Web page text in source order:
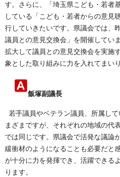
す。さらに、「埼玉県こども・若者
している「こども・若者からの意見
行していきたいです。県議会では、
議員との意見交換会」を開催してい
拡大して議員との意見交換会を実施
象とした取り組みに力を入れてまいり
飯塚副議長
若手議員やベテラン議員、所属し
まざまですが、それぞれの地域の代
では同じです。県議会で活発な議論
緩衝材のようになることも必要だと
が十分に力を発揮でき、活躍できる
ります。